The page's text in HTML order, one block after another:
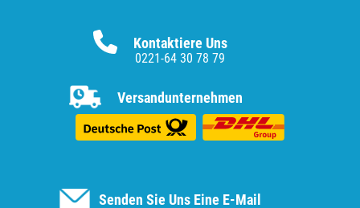
Senden Sie Uns Eine E-Mail
Kontaktiere Uns
0221-64 30 78 79
Versandunternehmen